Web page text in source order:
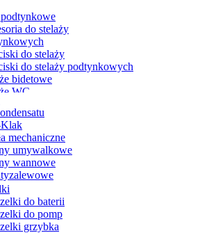
podtynkowe
do stelaży
do stelaży
do stelaży podtynkowych
bidetowe
WC
mechaniczne
umywalkowe
wannowe
do baterii
do pomp
grzybka